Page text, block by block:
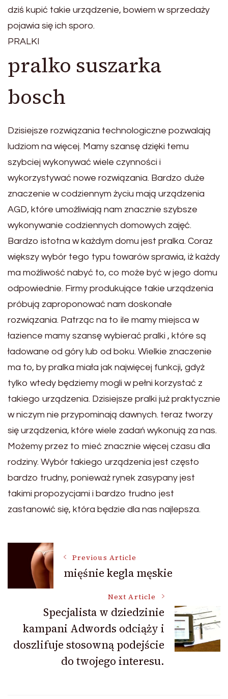
dziś kupić takie urządzenie, bowiem w sprzedaży
pojawia się ich sporo.
PRALKI
pralko suszarka
bosch
Dzisiejsze rozwiązania technologiczne pozwalają
ludziom na więcej. Mamy szansę dzięki temu
szybciej wykonywać wiele czynności i
wykorzystywać nowe rozwiązania. Bardzo duże
znaczenie w codziennym życiu mają urządzenia
AGD, które umożliwiają nam znacznie szybsze
wykonywanie codziennych domowych zajęć.
Bardzo istotna w każdym domu jest pralka. Coraz
większy wybór tego typu towarów sprawia, iż każdy
ma możliwość nabyć to, co może być w jego domu
odpowiednie. Firmy produkujące takie urządzenia
próbują zaproponować nam doskonałe
rozwiązania. Patrząc na to ile mamy miejsca w
łazience mamy szansę wybierać pralki , które są
ładowane od góry lub od boku. Wielkie znaczenie
ma to, by pralka miała jak najwięcej funkcji, gdyż
tylko wtedy będziemy mogli w pełni korzystać z
takiego urządzenia. Dzisiejsze pralki już praktycznie
w niczym nie przypominają dawnych. teraz tworzy
się urządzenia, które wiele zadań wykonują za nas.
Możemy przez to mieć znacznie więcej czasu dla
rodziny. Wybór takiego urządzenia jest często
bardzo trudny, ponieważ rynek zasypany jest
takimi propozycjami i bardzo trudno jest
zastanowić się, która będzie dla nas najlepsza.
Post
Navigation
Previous Article
mięśnie kegla męskie
Next Article
Specjalista w dziedzinie
kampani Adwords odciąży i
doszlifuje stosowną podejście
do twojego interesu.